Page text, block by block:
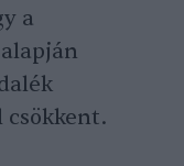
a
csökkent.